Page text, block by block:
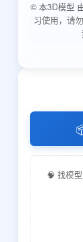
© 本3D模型
习使用，请
🧠 找模